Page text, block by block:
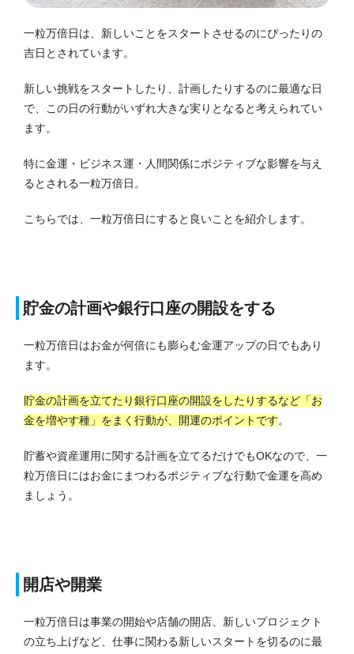
一粒万倍日は、新しいことをスタートさせるのにぴったりの
吉日とされています。
新しい挑戦をスタートしたり、計画したりするのに最適な日
で、この日の行動がいずれ大きな実りとなると考えられてい
ます。
特に金運・ビジネス運・人間関係にポジティブな影響を与え
るとされる一粒万倍日。
こちらでは、一粒万倍日にすると良いことを紹介します。
貯金の計画や銀行口座の開設をする
一粒万倍日はお金が何倍にも膨らむ金運アップの日でもあり
ます。
貯金の計画を立てたり銀行口座の開設をしたりするなど「お
金を増やす種」をまく行動が、開運のポイントです。
貯蓄や資産運用に関する計画を立てるだけでもOKなので、一
粒万倍日にはお金にまつわるポジティブな行動で金運を高め
ましょう。
開店や開業
一粒万倍日は事業の開始や店舗の開店、新しいプロジェクト
の立ち上げなど、仕事に関わる新しいスタートを切るのに最